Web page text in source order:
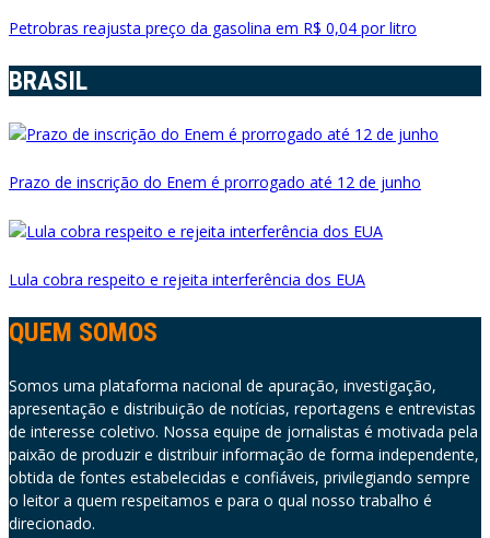
Petrobras reajusta preço da gasolina em R$ 0,04 por litro
BRASIL
Prazo de inscrição do Enem é prorrogado até 12 de junho
Lula cobra respeito e rejeita interferência dos EUA
QUEM SOMOS
Somos uma plataforma nacional de apuração, investigação,
apresentação e distribuição de notícias, reportagens e entrevistas
de interesse coletivo. Nossa equipe de jornalistas é motivada pela
paixão de produzir e distribuir informação de forma independente,
obtida de fontes estabelecidas e confiáveis, privilegiando sempre
o leitor a quem respeitamos e para o qual nosso trabalho é
direcionado.